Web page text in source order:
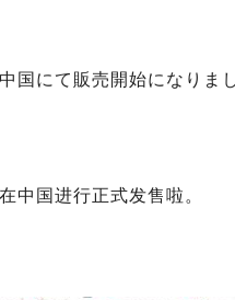
国にて販売開始になりま
中国进行正式发售啦。